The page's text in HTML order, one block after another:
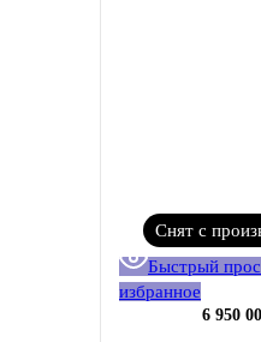
Снят с
Быстрый
избранное
6 950